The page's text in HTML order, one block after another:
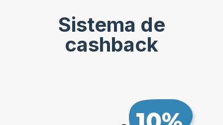
Sistema de
cashback